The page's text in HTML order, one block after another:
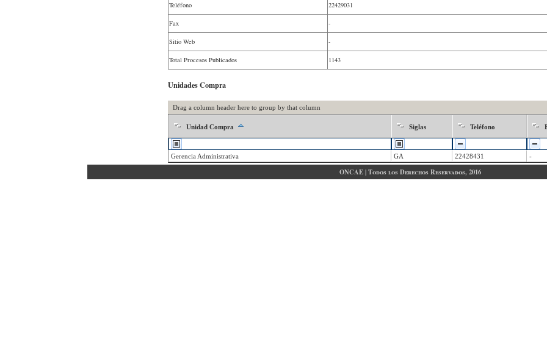
Teléfono 22429031
Fax -
Sitio Web -
Total Procesos Publicados 1143
Unidades Compra
Drag a column header here to group by that column
Unidad Compra Siglas Teléfono
Gerencia Administrativa GA 22428431 -
ONCAE | Todos los Derechos Reservados, 2016